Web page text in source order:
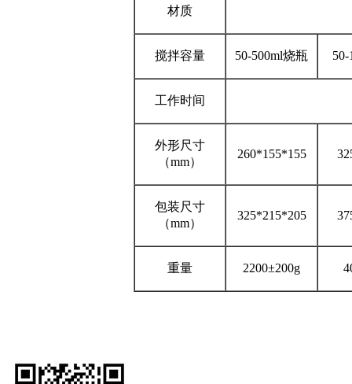
材质
搅拌容量 50-500ml烧瓶
工作时间
外形尺寸
（mm）
260*155*155
包装尺寸
（mm）
325*215*205
重量 2200±200g